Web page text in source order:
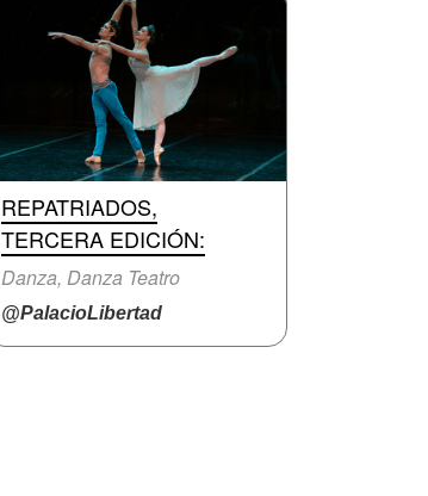
REPATRIADOS,
TERCERA EDICIÓN:
Danza, Danza Teatro
@PalacioLibertad